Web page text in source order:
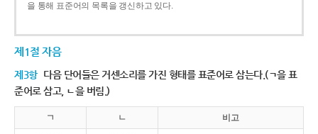
을 통해 표준어의 목록을 갱신하고 있다.
제1절 자음
제3항 다음 단어들은 거센소리를 가진 형태를 표준어로 삼는다.(ㄱ을 표
준어로 삼고, ㄴ을 버림.)
ㄱ ㄴ 비고